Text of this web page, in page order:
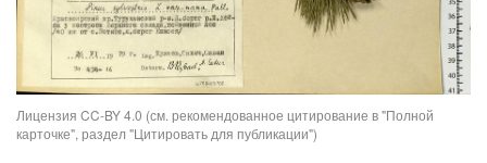
Лицензия CC-BY 4.0 (см. рекомендованное цитирование в "Полной
карточке", раздел "Цитировать для публикации")